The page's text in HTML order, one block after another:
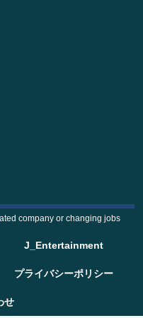
company or changing jobs
J_Entertainment
プライバシーポリシー
せ